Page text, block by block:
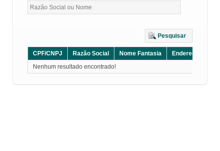
Pesquisar
CPF/CNPJ Razão Social Nome Fantasia Endereço
Nenhum resultado encontrado!